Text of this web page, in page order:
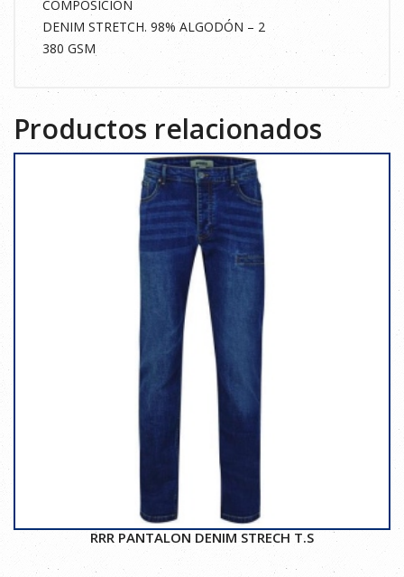
COMPOSICIÓN
DENIM STRETCH. 98% ALGODÓN – 2
380 GSM
Productos relacionados
RRR PANTALON DENIM STRECH T.S